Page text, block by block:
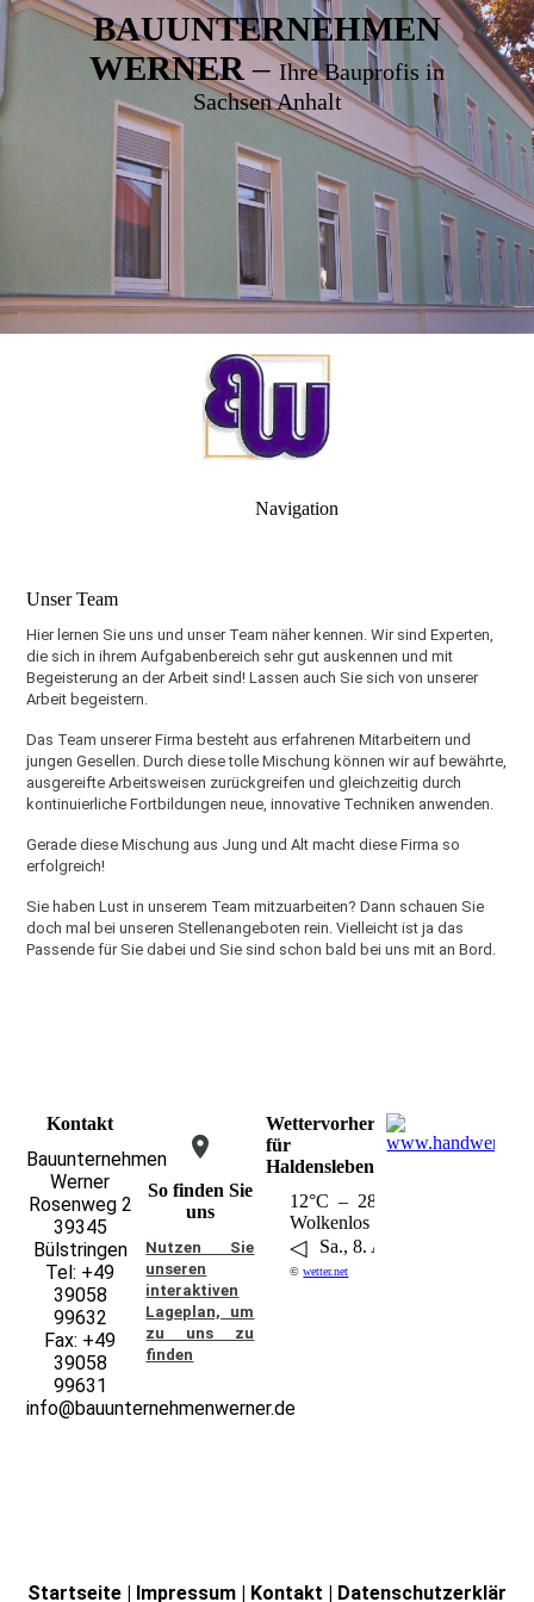
BAUUNTERNEHMEN
WERNER–Ihre Bauprofis in
Sachsen Anhalt
Navigation
Unser Team
Hier lernen Sie uns und unser Team näher kennen. Wir sind Experten,
die sich in ihrem Aufgabenbereich sehr gut auskennen und mit
Begeisterung an der Arbeit sind! Lassen auch Sie sich von unserer
Arbeit begeistern.
Das Team unserer Firma besteht aus erfahrenen Mitarbeitern und
jungen Gesellen. Durch diese tolle Mischung können wir auf bewährte,
ausgereifte Arbeitsweisen zurückgreifen und gleichzeitig durch
kontinuierliche Fortbildungen neue, innovative Techniken anwenden.
Gerade diese Mischung aus Jung und Alt macht diese Firma so
erfolgreich!
Sie haben Lust in unserem Team mitzuarbeiten? Dann schauen Sie
doch mal bei unseren Stellenangeboten rein. Vielleicht ist ja das
Passende für Sie dabei und Sie sind schon bald bei uns mit an Bord.
Kontakt
Bauunternehmen
Werner
Rosenweg 2
39345
Bülstringen
Tel: +49
39058
99632
Fax: +49
39058
99631
info@bauunternehmenwerner.de
So finden Sie
uns
Nutzen Sie
unseren
interaktiven
La­ge­plan, um
zu uns zu
finden
Wettervorhersage
für
Haldensleben
12°C – 28°C
Wolkenlos
◁ Sa., 8. Aug..
©wetter.net
Startseite Impressum Kontakt Datenschutzerklär